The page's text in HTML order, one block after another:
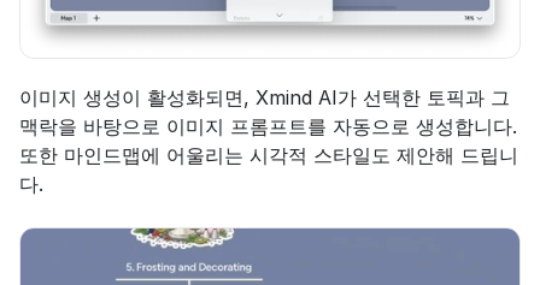
이미지 생성이 활성화되면, Xmind AI가 선택한 토픽과 그
맥락을 바탕으로 이미지 프롬프트를 자동으로 생성합니다.
또한 마인드맵에 어울리는 시각적 스타일도 제안해 드립니
다.